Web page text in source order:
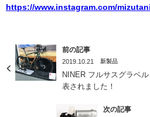
https://www.instagram.com/
前の記事
2019.10.21 新製品
NINER フルサスグラベ
表されました！
次の記事